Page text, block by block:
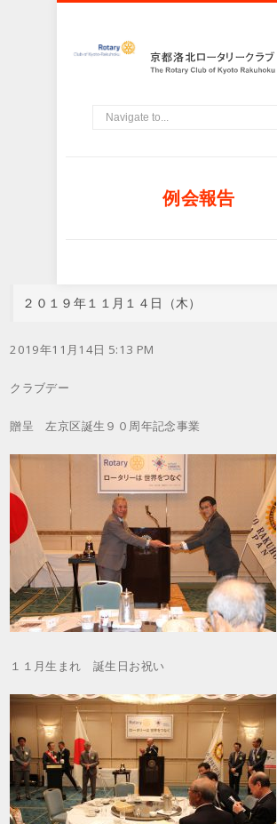
例会報告
２０１９年１１月１４日（木）
2019年11月14日 5:13 PM
クラブデー
贈呈 左京区誕生９０周年記念事業
１１月生まれ 誕生日お祝い